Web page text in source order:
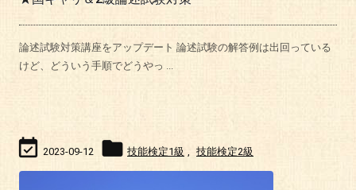
論述試験対策講座をアップデート 論述試験の解答例は出回っている
けど、どういう手順でどうやっ ...
 2023-09-12  技能検定1級 技能検定2級